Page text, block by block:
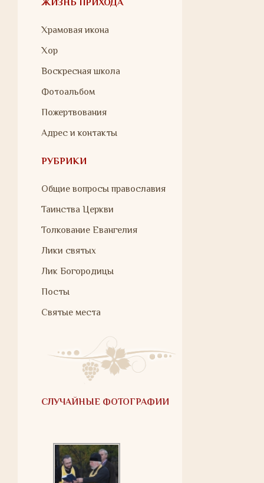
ЖИЗНЬ ПРИХОДА
Храмовая икона
Хор
Воскресная школа
Фотоальбом
Пожертвования
Адрес и контакты
РУБРИКИ
Общие вопросы православия
Таинства Церкви
Толкование Евангелия
Лики святых
Лик Богородицы
Посты
Святые места
СЛУЧАЙНЫЕ ФОТОГРАФИИ